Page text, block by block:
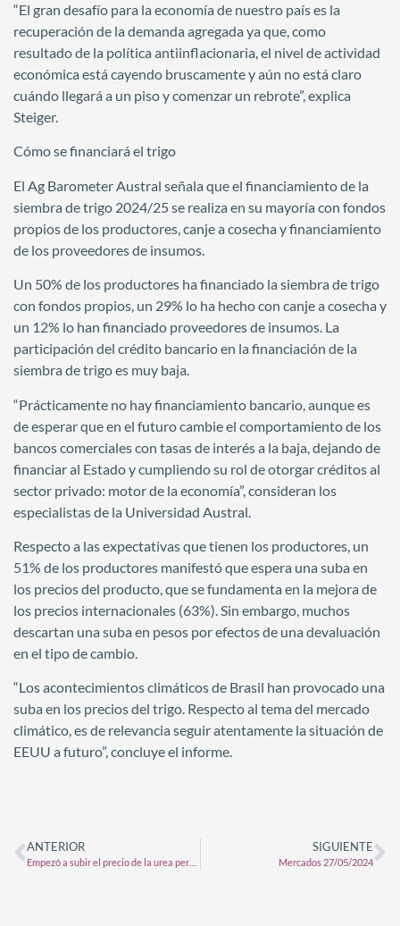
“El gran desafío para la economía de nuestro país es la
recuperación de la demanda agregada ya que, como
resultado de la política antiinflacionaria, el nivel de actividad
económica está cayendo bruscamente y aún no está claro
cuándo llegará a un piso y comenzar un rebrote”, explica
Steiger.
Cómo se financiará el trigo
El Ag Barometer Austral señala que el financiamiento de la
siembra de trigo 2024/25 se realiza en su mayoría con fondos
propios de los productores, canje a cosecha y financiamiento
de los proveedores de insumos.
Un 50% de los productores ha financiado la siembra de trigo
con fondos propios, un 29% lo ha hecho con canje a cosecha y
un 12% lo han financiado proveedores de insumos. La
participación del crédito bancario en la financiación de la
siembra de trigo es muy baja.
“Prácticamente no hay financiamiento bancario, aunque es
de esperar que en el futuro cambie el comportamiento de los
bancos comerciales con tasas de interés a la baja, dejando de
financiar al Estado y cumpliendo su rol de otorgar créditos al
sector privado: motor de la economía”, consideran los
especialistas de la Universidad Austral.
Respecto a las expectativas que tienen los productores, un
51% de los productores manifestó que espera una suba en
los precios del producto, que se fundamenta en la mejora de
los precios internacionales (63%). Sin embargo, muchos
descartan una suba en pesos por efectos de una devaluación
en el tipo de cambio.
“Los acontecimientos climáticos de Brasil han provocado una
suba en los precios del trigo. Respecto al tema del mercado
climático, es de relevancia seguir atentamente la situación de
EEUU a futuro”, concluye el informe.
ANTERIOR SIGUIENTE
Mercados 27/05/2024